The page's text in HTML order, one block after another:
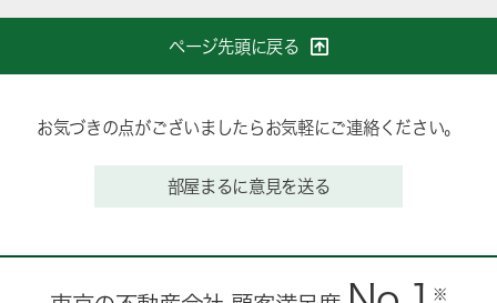
ページ先頭に戻る
お気づきの点がございましたらお気軽にご連絡ください。
部屋まるに意見を送る
※